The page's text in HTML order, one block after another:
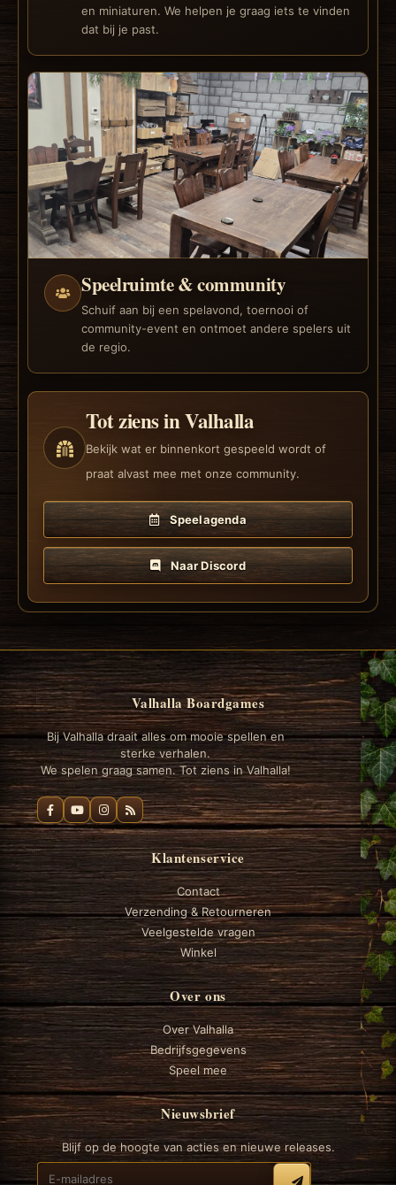
en miniaturen. We helpen je graag iets te vinden
dat bij je past.
Speelruimte & community
Schuif aan bij een spelavond, toernooi of
community-event en ontmoet andere spelers uit
de regio.
Tot ziens in Valhalla
Bekijk wat er binnenkort gespeeld wordt of
praat alvast mee met onze community.
Speelagenda
Naar Discord
Valhalla Boardgames
Bij Valhalla draait alles om mooie spellen en
sterke verhalen.
We spelen graag samen. Tot ziens in Valhalla!
Klantenservice
Contact
Verzending & Retourneren
Veelgestelde vragen
Winkel
Over ons
Over Valhalla
Bedrijfsgegevens
Speel mee
Nieuwsbrief
Blijf op de hoogte van acties en nieuwe releases.